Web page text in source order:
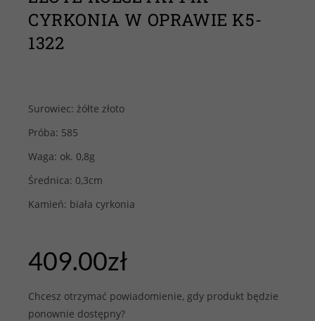
CYRKONIA W OPRAWIE K5-
1322
Surowiec: żółte złoto
Próba: 585
Waga: ok. 0,8g
Średnica: 0,3cm
Kamień: biała cyrkonia
409.00zł
Chcesz otrzymać powiadomienie, gdy produkt będzie
ponownie dostępny?